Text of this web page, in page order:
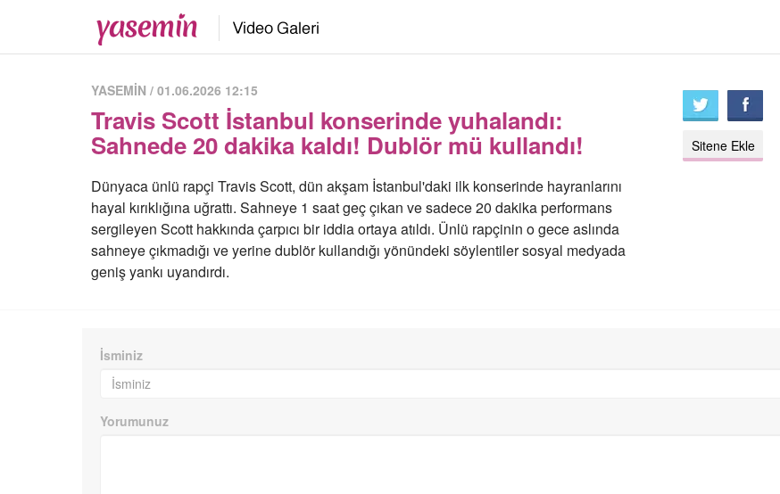
YASEMİN / 01.06.2026 12:15
Travis Scott İstanbul konserinde yuhalandı:
Sahnede 20 dakika kaldı! Dublör mü kullandı!
Dünyaca ünlü rapçi Travis Scott, dün akşam İstanbul'daki ilk konserinde hayranlarını
hayal kırıklığına uğrattı. Sahneye 1 saat geç çıkan ve sadece 20 dakika performans
sergileyen Scott hakkında çarpıcı bir iddia ortaya atıldı. Ünlü rapçinin o gece aslında
sahneye çıkmadığı ve yerine dublör kullandığı yönündeki söylentiler sosyal medyada
geniş yankı uyandırdı.
Sitene Ekle
İsminiz
Yorumunuz